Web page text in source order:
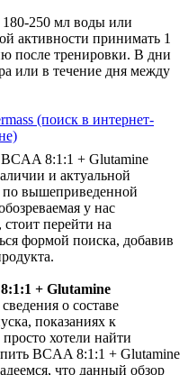
250 мл воды или
активности принимать 1
после тренировки. В дни
или в течение дня между
(поиск в интернет-
8:1:1 + Glutamine
и актуальной
по вышеприведенной
у нас
перейти на
формой поиска, добавив
+ Glutamine
сведения о составе
показаниях к
хотели найти
BCAA 8:1:1 + Glutamine
что данный обзор